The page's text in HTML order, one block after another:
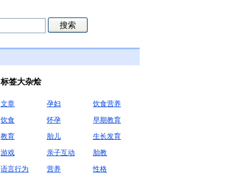
标签大杂烩
文章 孕妇
饮食营养
饮食
怀孕
早期教育
教育
胎儿
生长发育
游戏
亲子互动
胎教
语言行为
营养
性格